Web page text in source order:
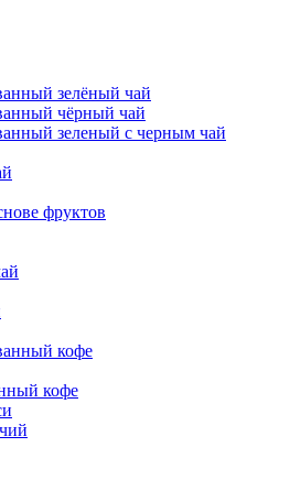
зелёный чай
чёрный чай
зеленый с черным чай
фруктов
кофе
кофе